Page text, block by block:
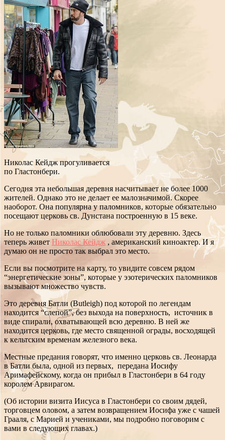
Николас Кейдж прогуливается
по Гластонбери.
Сегодня эта небольшая деревня насчитывает не более 1000
жителей. Однако это не делает ее малозначимой. Скорее
наоборот. Она популярна у паломников, которые обязательно
посещают церковь св. Дунстана построенную в 15 веке.
Но не только паломники облюбовали эту деревню. Здесь
теперь живет Николас Кейдж , американский киноактер. И я
думаю он не просто так выбрал это место.
Если вы посмотрите на карту, то увидите совсем рядом
“энергетические зоны”, которые у эзотерических паломников
вызывают множество чувств.
Это деревня Батли (Butleigh) под которой по легендам
находится “слепой”, без выхода на поверхность, источник в
виде спирали, охватывающей всю деревню. В ней же
находится церковь, где место священной ограды, восходящей
к кельтским временам железного века.
Местные предания говорят, что именно церковь св. Леонарда
в Батли была, одной из первых, передана Иосифу
Аримафейскому, когда он прибыл в Гластонбери в 64 году
королем Арвирагом.
(Об истории визита Иисуса в Гластонбери со своим дядей,
торговцем оловом, а затем возвращением Иосифа уже с чашей
Грааля, с Марией и учениками, мы подробно поговорим с
вами в следующих главах.)